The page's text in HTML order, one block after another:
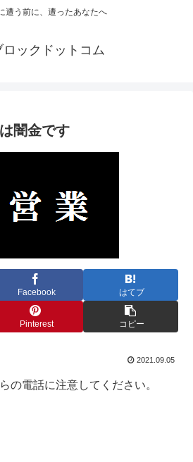
遭う前に、遭ったあなたへ
ロックドットコム
闇金です
Facebook はてブ
Pinterest コピー
2021.09.05
の電話に注意してください。